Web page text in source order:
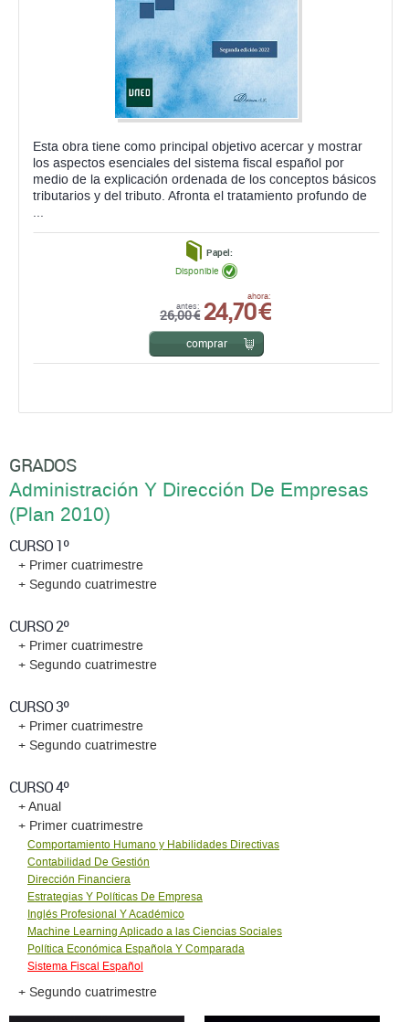
Esta obra tiene como principal objetivo acercar y mostrar
los aspectos esenciales del sistema fiscal español por
medio de la explicación ordenada de los conceptos básicos
tributarios y del tributo. Afronta el tratamiento profundo de
Papel:
antes:
26,00 €
ahora:
24,70 €
Disponible
comprar
GRADOS
Administración Y Dirección De Empresas
(Plan 2010)
CURSO 1º
+ Primer cuatrimestre
+ Segundo cuatrimestre
CURSO 2º
+ Primer cuatrimestre
+ Segundo cuatrimestre
CURSO 3º
+ Primer cuatrimestre
+ Segundo cuatrimestre
CURSO 4º
+ Anual
+ Primer cuatrimestre
Comportamiento Humano y Habilidades Directivas
Contabilidad De Gestión
Dirección Financiera
Estrategias Y Políticas De Empresa
Inglés Profesional Y Académico
Machine Learning Aplicado a las Ciencias Sociales
Política Económica Española Y Comparada
Sistema Fiscal Español
+ Segundo cuatrimestre